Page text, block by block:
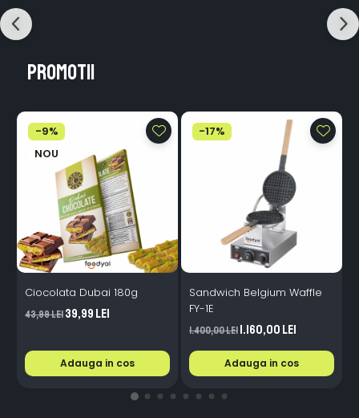
Promotii
-9%
NOU
Ciocolata Dubai 180g
43,99 Lei39,99 Lei
Adauga in cos
-17%
Sandwich Belgium Waffle
FY-1E
1.400,00 Lei1.160,00 Lei
Adauga in cos